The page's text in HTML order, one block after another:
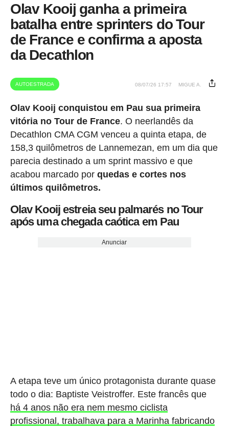
Olav Kooij ganha a primeira
batalha entre sprinters do Tour
de France e confirma a aposta
da Decathlon
AUTOESTRADA 08/07/26 17:57 MIGUE A.
Olav Kooij conquistou em Pau sua primeira
vitória no Tour de France. O neerlandês da
Decathlon CMA CGM venceu a quinta etapa, de
158,3 quilômetros de Lannemezan, em um dia que
parecia destinado a um sprint massivo e que
acabou marcado por quedas e cortes nos
últimos quilômetros.
Olav Kooij estreia seu palmarés no Tour
após uma chegada caótica em Pau
Anunciar
A etapa teve um único protagonista durante quase
todo o dia: Baptiste Veistroffer. Este francês que
há 4 anos não era nem mesmo ciclista
profissional, trabalhava para a Marinha fabricando